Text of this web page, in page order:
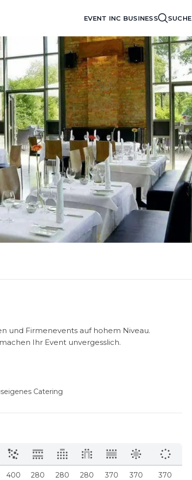
EVENT INC BUSINESS SUCHE
und Firmenevents auf hohem Niveau.
Ihr Event unvergesslich.
Catering
400 280 280 280 370 370 370